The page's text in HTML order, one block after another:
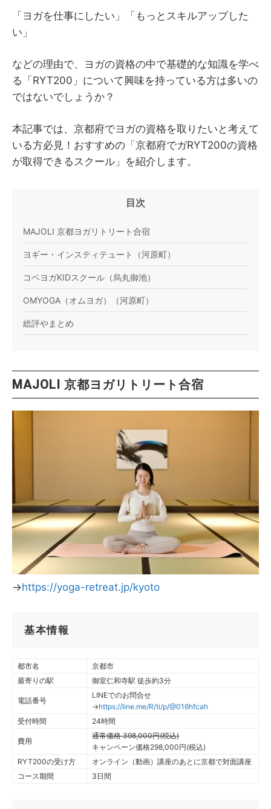
「ヨガを仕事にしたい」「もっとスキルアップした
い」
などの理由で、ヨガの資格の中で基礎的な知識を学べ
る「RYT200」について興味を持っている方は多いの
ではないでしょうか？
本記事では、京都府でヨガの資格を取りたいと考えて
いる方必見！おすすめの「京都府でガRYT200の資格
が取得できるスクール」を紹介します。
目次
MAJOLI 京都ヨガリトリート合宿
ヨギー・インスティテュート（河原町）
コベヨガKIDスクール（烏丸御池）
OMYOGA（オムヨガ）（河原町）
総評やまとめ
MAJOLI 京都ヨガリトリート合宿
→https://yoga-retreat.jp/kyoto
基本情報
都市名
京都市
最寄りの駅
御室仁和寺駅 徒歩約3分
電話番号
LINEでのお問合せ
→https://line.me/R/ti/p/@016hfcah
受付時間
24時間
費用
通常価格 398,000円(税込)
キャンペーン価格298,000円(税込)
RYT200の受け方
オンライン（動画）講座のあとに京都で対面講座
コース期間
3日間